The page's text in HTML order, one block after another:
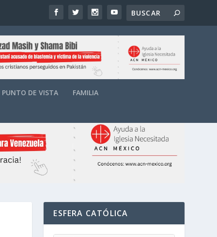
PUNTO DE VISTA FAMILIA
ESFERA CATÓLICA